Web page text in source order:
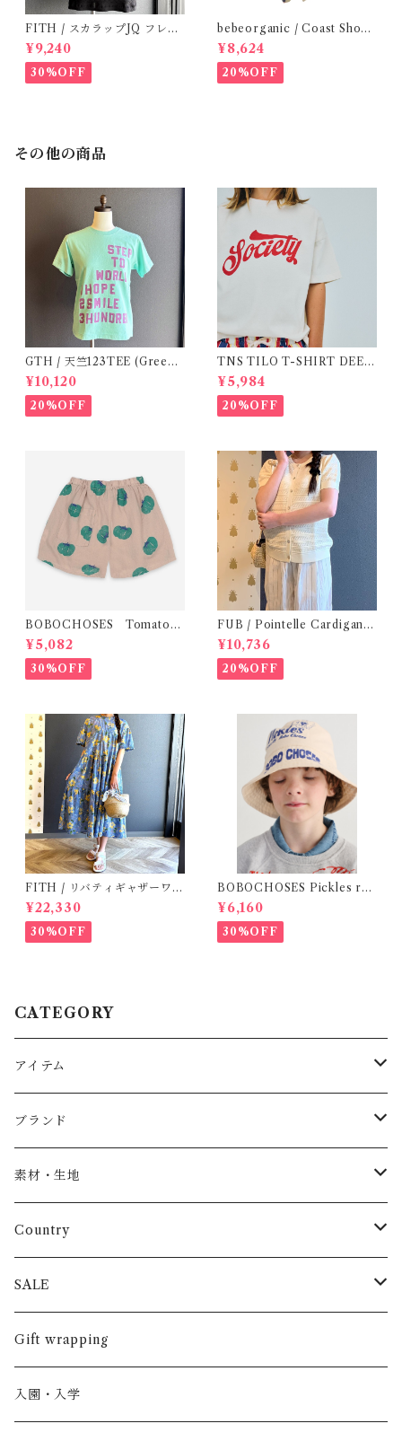
FITH / スカラップJQ フレン
チスリーブTシャツ (Black) /
Size 1・2
¥9,240
30%OFF
bebeorganic / Coast Short
s Under The Sea ( 3・５Y)
¥8,624
20%OFF
その他の商品
GTH / 天竺123TEE (Green)
/ Size 1
¥10,120
20%OFF
TNS TILO T-SHIRT DEEP
(ECRU )/ 16Y
¥5,984
20%OFF
BOBOCHOSES Tomatoes
All Over Woven Shorts
¥5,082
30%OFF
FUB / Pointelle Cardigan e
cru ( 140,150 )
¥10,736
20%OFF
FITH / リバティギャザーワン
ピース / Size 2
¥22,330
30%OFF
BOBOCHOSES Pickles rev
ersible hat / 52,54
¥6,160
30%OFF
CATEGORY
アイテム
Baby
トップス
長袖
半袖
パンツ
長ズボン
半ズボン
スカート
ワンピース
カーディガン / 羽織もの
ブランド
AS WE GROW
ARCH&LINE
BABE & TESS
BOBOCHOSES
BONHEUR DU JOUR
素材・生地
コットン 100%
リネン( 麻 )
ウール
アルパカ
Country
France / フランス
Italy / イタリア
NY / ニューヨーク
SALE
男の子
女の子
Gift wrapping
入園・入学